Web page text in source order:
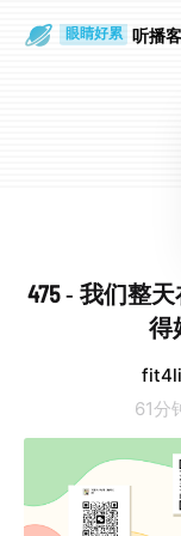
眼睛好累 听播
475 - 我们整
得
61分